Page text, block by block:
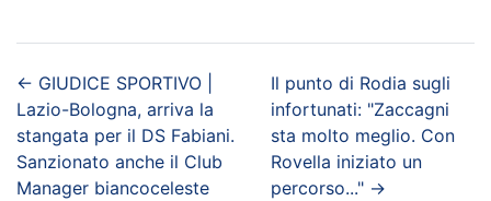
← GIUDICE SPORTIVO |
Lazio-Bologna, arriva la
stangata per il DS Fabiani.
Sanzionato anche il Club
Manager biancoceleste
Il punto di Rodia sugli
infortunati: "Zaccagni
sta molto meglio. Con
Rovella iniziato un
percorso..."→